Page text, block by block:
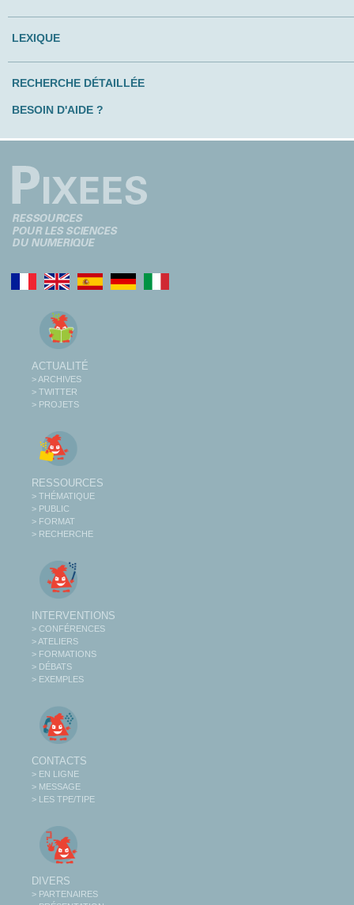
LEXIQUE
RECHERCHE DÉTAILLÉE
BESOIN D'AIDE ?
ACTUALITÉ
> ARCHIVES
> TWITTER
> PROJETS
RESSOURCES
> THÉMATIQUE
> PUBLIC
> FORMAT
> RECHERCHE
INTERVENTIONS
> CONFÉRENCES
> ATELIERS
> FORMATIONS
> DÉBATS
> EXEMPLES
CONTACTS
> EN LIGNE
> MESSAGE
> LES TPE/TIPE
DIVERS
> PARTENAIRES